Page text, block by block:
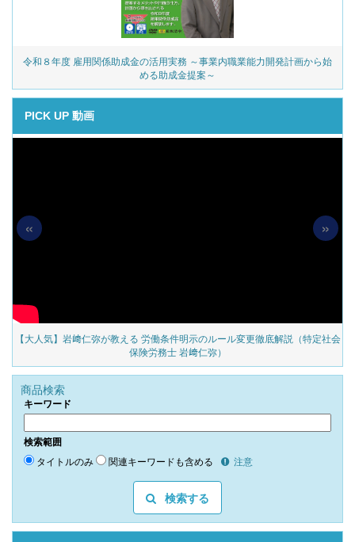
令和８年度 雇用関係助成金の活用実務 ～事業内職業能力開発計画から始
める助成金提案～
PICK UP 動画
【大人気】岩﨑仁弥が教える 労働条件明示のルール変更徹底解説（特定社会
保険労務士 岩﨑仁弥）
« »
商品検索
キーワード
検索範囲
タイトルのみ 関連キーワードも含める 注意
検索する